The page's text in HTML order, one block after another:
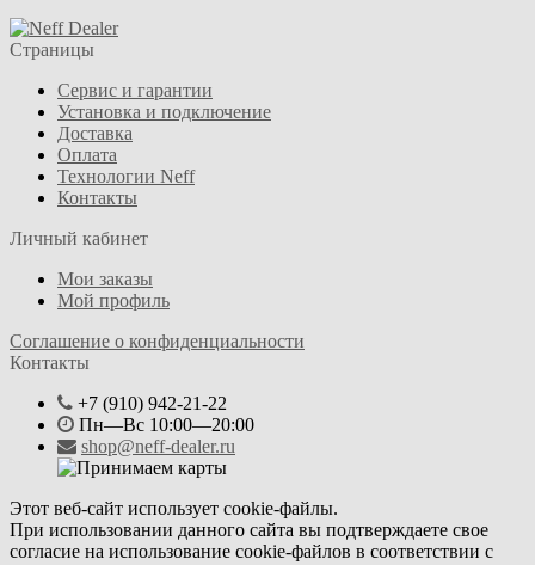
Страницы
Сервис и гарантии
Установка и подключение
Доставка
Оплата
Технологии Neff
Контакты
Личный кабинет
Мои заказы
Мой профиль
Соглашение о конфиденциальности
Контакты
+7 (910) 942-21-22
Пн—Вс 10:00—20:00
shop@neff-dealer.ru
Этот веб-сайт использует cookie-файлы.
При использовании данного сайта вы подтверждаете свое
согласие на использование cookie-файлов в соответствии с